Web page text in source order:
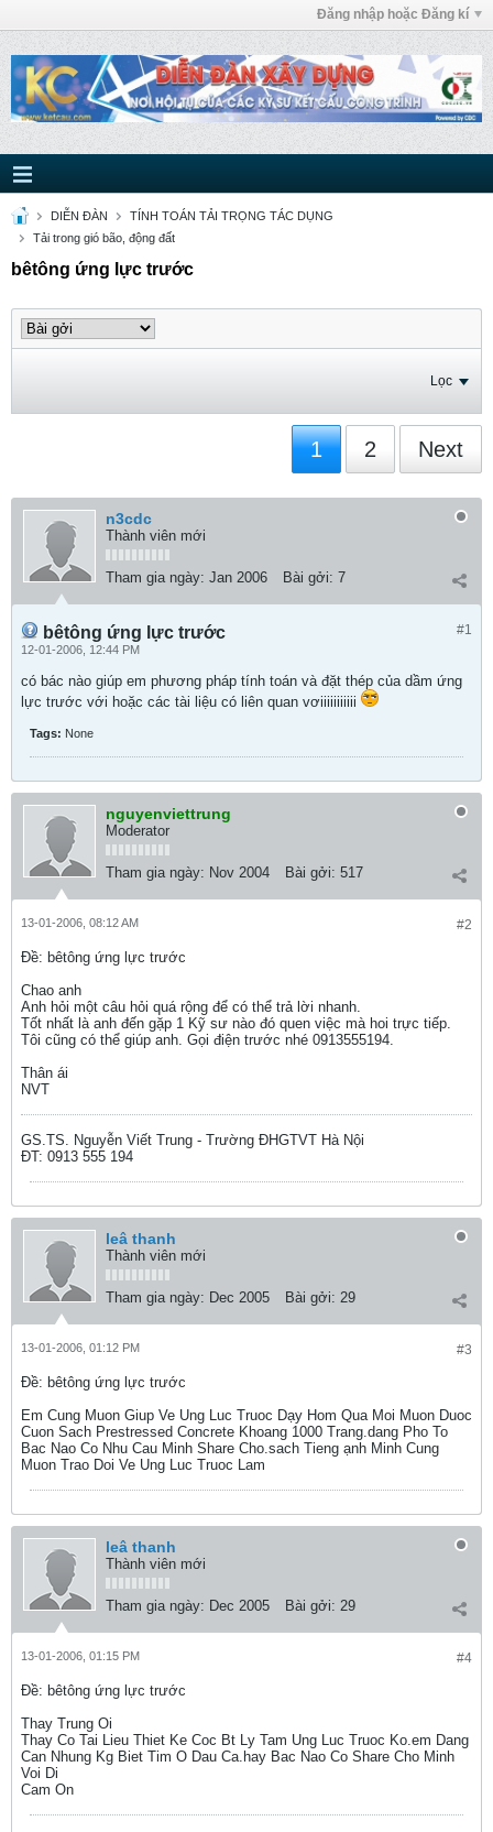
Đăng nhập hoặc Đăng kí
DIỄN ĐÀN
TÍNH TOÁN TẢI TRỌNG TÁC DỤNG
Tải trong gió bão, động đất
bêtông ứng lực trước
Lọc
1 2 Next
n3cdc
Thành viên mới
Tham gia ngày: Jan 2006 Bài gởi: 7
#1
bêtông ứng lực trước
12-01-2006, 12:44 PM
có bác nào giúp em phương pháp tính toán và đặt thép của dầm ứng
lực trước với hoặc các tài liệu có liên quan vơiiiiiiiiiii
Tags: None
nguyenviettrung
Moderator
Tham gia ngày: Nov 2004 Bài gởi: 517
#2
13-01-2006, 08:12 AM
Ðề: bêtông ứng lực trước
Chao anh
Anh hỏi một câu hỏi quá rộng để có thể trả lời nhanh.
Tốt nhất là anh đến gặp 1 Kỹ sư nào đó quen việc mà hoi trực tiếp.
Tôi cũng có thể giúp anh. Gọi điện trước nhé 0913555194.
Thân ái
NVT
GS.TS. Nguyễn Viết Trung - Trường ĐHGTVT Hà Nội
ĐT: 0913 555 194
leâ thanh
Thành viên mới
Tham gia ngày: Dec 2005 Bài gởi: 29
#3
13-01-2006, 01:12 PM
Ðề: bêtông ứng lực trước
Em Cung Muon Giup Ve Ung Luc Truoc Dạy Hom Qua Moi Muon Duoc
Cuon Sach Prestressed Concrete Khoang 1000 Trang.dang Pho To
Bac Nao Co Nhu Cau Minh Share Cho.sach Tieng ạnh Minh Cung
Muon Trao Doi Ve Ung Luc Truoc Lam
leâ thanh
Thành viên mới
Tham gia ngày: Dec 2005 Bài gởi: 29
#4
13-01-2006, 01:15 PM
Ðề: bêtông ứng lực trước
Thay Trung Oi
Thay Co Tai Lieu Thiet Ke Coc Bt Ly Tam Ung Luc Truoc Ko.em Dang
Can Nhung Kg Biet Tim O Dau Ca.hay Bac Nao Co Share Cho Minh
Voi Di
Cam On